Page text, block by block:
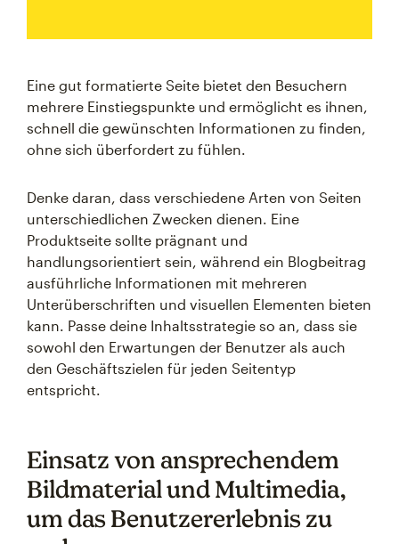
Eine gut formatierte Seite bietet den Besuchern
mehrere Einstiegspunkte und ermöglicht es ihnen,
schnell die gewünschten Informationen zu finden,
ohne sich überfordert zu fühlen.
Denke daran, dass verschiedene Arten von Seiten
unterschiedlichen Zwecken dienen. Eine
Produktseite sollte prägnant und
handlungsorientiert sein, während ein Blogbeitrag
ausführliche Informationen mit mehreren
Unterüberschriften und visuellen Elementen bieten
kann. Passe deine Inhaltsstrategie so an, dass sie
sowohl den Erwartungen der Benutzer als auch
den Geschäftszielen für jeden Seitentyp
entspricht.
Einsatz von ansprechendem
Bildmaterial und Multimedia,
um das Benutzererlebnis zu